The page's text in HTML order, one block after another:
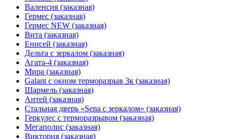
Валенсия (заказная)
Гермес (заказная)
Гермес NEW (заказная)
Вита (заказная)
Енисей (заказная)
Дельта с зеркалом (заказная)
Агата-4 (заказная)
Мира (заказная)
Galant с окном терморазрыв 3к (заказная)
Шармель (заказная)
Антей (заказная)
Стальная дверь «Sena с зеркалом» (заказная)
Геркулес с терморазрывом (заказная)
Мегаполис (заказная)
Виктория (заказная)